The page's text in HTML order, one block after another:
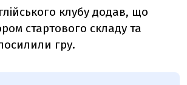
клубу додав, що
стартового складу та
гру.